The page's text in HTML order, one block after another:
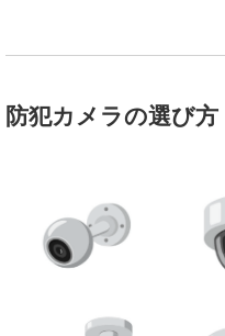
防犯カメラの選び方